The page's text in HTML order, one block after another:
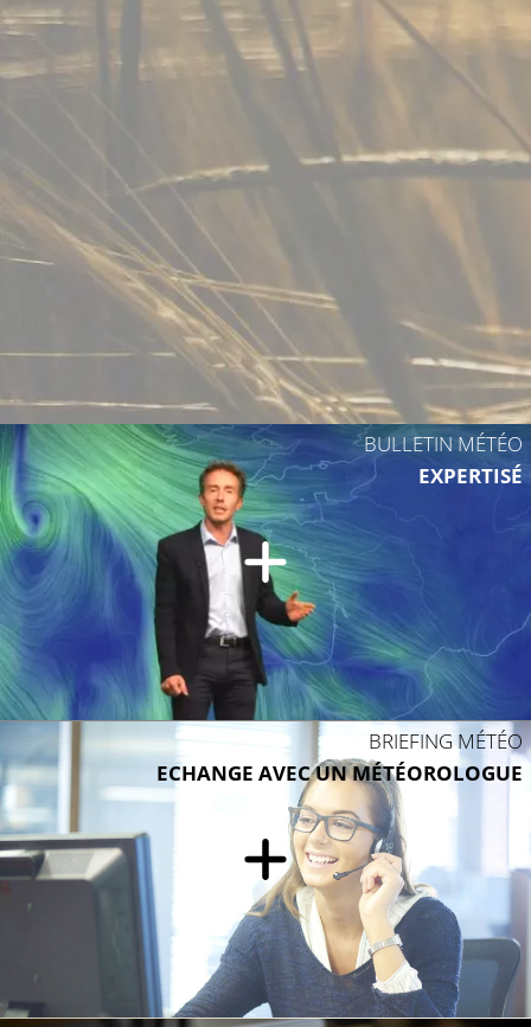
BULLETIN MÉTÉO
EXPERTISÉ
BRIEFING MÉTÉO
ECHANGE AVEC UN MÉTÉOROLOGUE